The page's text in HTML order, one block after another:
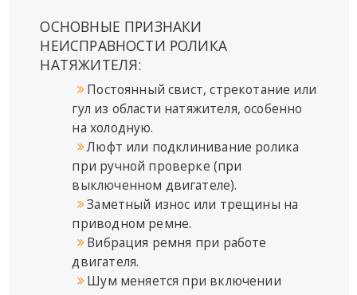
ОСНОВНЫЕ ПРИЗНАКИ
НЕИСПРАВНОСТИ РОЛИКА
НАТЯЖИТЕЛЯ:
Постоянный свист, стрекотание или
гул из области натяжителя, особенно
на холодную.
Люфт или подклинивание ролика
при ручной проверке (при
выключенном двигателе).
Заметный износ или трещины на
приводном ремне.
Вибрация ремня при работе
двигателя.
Шум меняется при включении